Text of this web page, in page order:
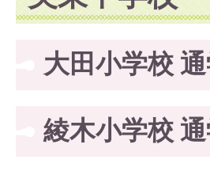
大田小学校
綾木小学校